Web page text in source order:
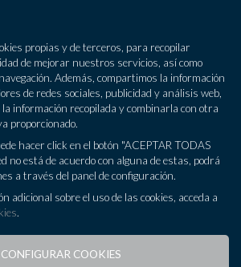
propias y de terceros, para recopilar
de mejorar nuestros servicios, así como
Además, compartimos la información
de redes sociales, publicidad y análisis web,
información recopilada y combinarla con otra
proporcionado.
hacer click en el botón "ACEPTAR TODAS
no está de acuerdo con alguna de estas, podrá
a través del panel de configuración.
adicional sobre el uso de las cookies, acceda a
.
CONFIGURAR COOKIES
y
exterior